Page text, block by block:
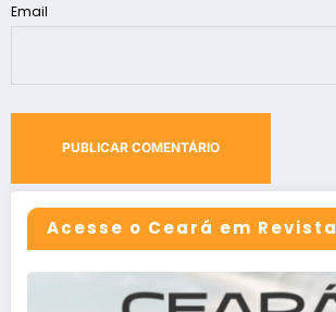
Email
Acesse o Ceará em Revista